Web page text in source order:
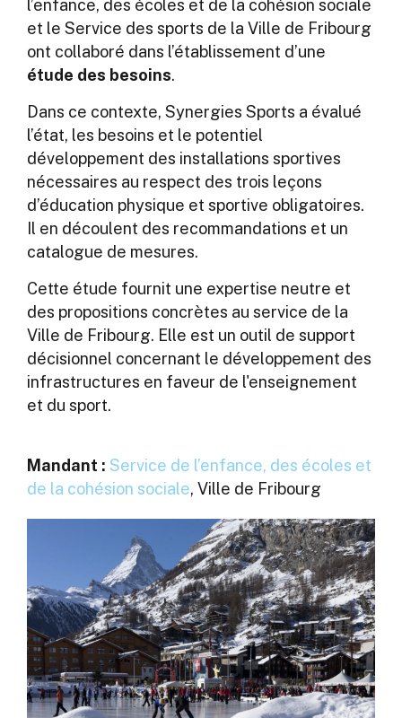
l’enfance, des écoles et de la cohésion sociale
et le Service des sports de la Ville de Fribourg
ont collaboré dans l’établissement d’une
étude des besoins.
Dans ce contexte, Synergies Sports a évalué
l’état, les besoins et le potentiel
développement des installations sportives
nécessaires au respect des trois leçons
d’éducation physique et sportive obligatoires.
Il en découlent des recommandations et un
catalogue de mesures.
Cette étude fournit une expertise neutre et
des propositions concrètes au service de la
Ville de Fribourg. Elle est un outil de support
décisionnel concernant le développement des
infrastructures en faveur de l'enseignement
et du sport.
Mandant : Service de l’enfance, des écoles et
de la cohésion sociale, Ville de Fribourg